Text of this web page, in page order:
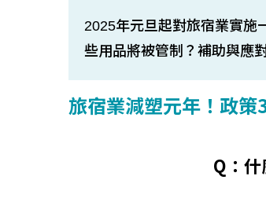
2025年元旦起對旅宿業實施
些用品將被管制？補助與應
旅宿業減塑元年！政策
Q：